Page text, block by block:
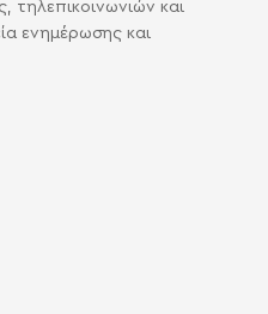
τηλεπικοινωνιών και
ενημέρωσης και